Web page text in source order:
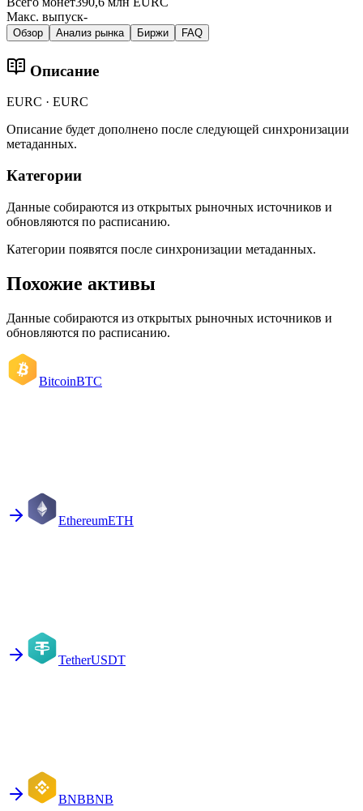
Макс. выпуск-
Обзор Анализ рынка Биржи FAQ
Описание
EURC · EURC
Описание будет дополнено после следующей синхронизации
метаданных.
Категории
Данные собираются из открытых рыночных источников и
обновляются по расписанию.
Категории появятся после синхронизации метаданных.
Похожие активы
Данные собираются из открытых рыночных источников и
обновляются по расписанию.
BitcoinBTC
EthereumETH
TetherUSDT
BNBBNB